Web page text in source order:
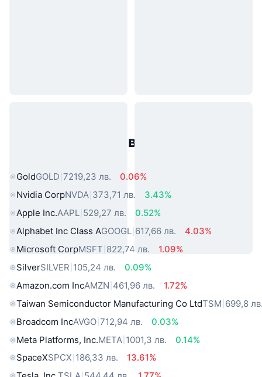
Популярни активи от реалния
GoldGOLD 7219,23 лв.
0.06%
Nvidia CorpNVDA 373,71 лв.
3.43%
Apple Inc.AAPL 529,27 лв.
0.52%
Alphabet Inc Class AGOOGL 617,66 лв.
4.03%
Microsoft CorpMSFT 822,74 лв.
1.09%
SilverSILVER 105,24 лв.
0.09%
Amazon.com IncAMZN 461,96 лв.
1.72%
Taiwan Semiconductor Manufacturing Co LtdTSM 699,8
Broadcom IncAVGO 712,94 лв.
0.03%
Meta Platforms, Inc.META 1001,3 лв.
0.14%
SpaceXSPCX 186,33 лв.
13.61%